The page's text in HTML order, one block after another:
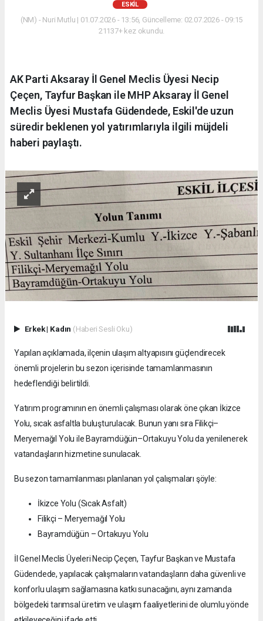
ESKİL
(NM) - Nuri Mutlu | 01.07.2026 - 13:56, Güncelleme: 02.07.2026 - 09:15
21137+ kez okundu.
AK Parti Aksaray İl Genel Meclis Üyesi Necip
Çeçen, Tayfur Başkan ile MHP Aksaray İl Genel
Meclis Üyesi Mustafa Güdendede, Eskil'de uzun
süredir beklenen yol yatırımlarıyla ilgili müjdeli
haberi paylaştı.
Erkek| Kadın (Haberi Sesli Oku)
Yapılan açıklamada, ilçenin ulaşım altyapısını güçlendirecek
önemli projelerin bu sezon içerisinde tamamlanmasının
hedeflendiği belirtildi.
Yatırım programının en önemli çalışması olarak öne çıkan İkizce
Yolu, sıcak asfaltla buluşturulacak. Bunun yanı sıra Filikçi–
Meryemağıl Yolu ile Bayramdüğün–Ortakuyu Yolu da yenilenerek
vatandaşların hizmetine sunulacak.
Bu sezon tamamlanması planlanan yol çalışmaları şöyle:
İkizce Yolu (Sıcak Asfalt)
Filikçi – Meryemağıl Yolu
Bayramdüğün – Ortakuyu Yolu
İl Genel Meclis Üyeleri Necip Çeçen, Tayfur Başkan ve Mustafa
Güdendede, yapılacak çalışmaların vatandaşların daha güvenli ve
konforlu ulaşım sağlamasına katkı sunacağını, aynı zamanda
bölgedeki tarımsal üretim ve ulaşım faaliyetlerini de olumlu yönde